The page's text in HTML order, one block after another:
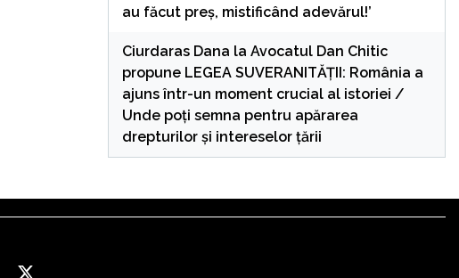
au făcut preș, mistificând adevărul!’
Ciurdaras Dana la Avocatul Dan Chitic
propune LEGEA SUVERANITĂȚII: România a
ajuns într-un moment crucial al istoriei /
Unde poți semna pentru apărarea
drepturilor și intereselor țării